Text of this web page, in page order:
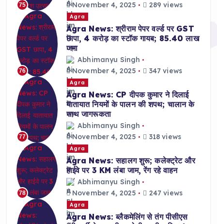
75
November 4, 2025
289 views
76
Agra
Agra News: श्रीराम पेपर वर्ल्ड पर GST
छापा, 4 करोड़ का स्टॉक गायब; 85.40 लाख
जमा
Abhimanyu Singh
November 4, 2025
347 views
77
Agra
Agra News: CP दीपक कुमार ने दिलाई
यातायात नियमों के पालन की शपथ; चालान के
साथ जागरूकता
Abhimanyu Singh
November 4, 2025
318 views
78
Agra
Agra News: सहालग शुरू; कलेक्ट्रेट और
हाईवे पर 3 KM लंबा जाम, रेंग रहे वाहन
Abhimanyu Singh
November 4, 2025
247 views
Agra
Agra News: ब्लैकमेलिंग से तंग पीसीएस